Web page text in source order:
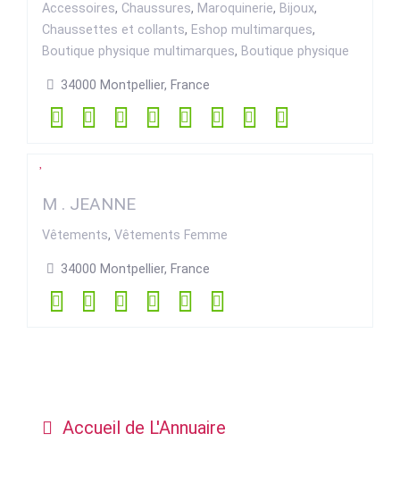
Accessoires, Chaussures, Maroquinerie, Bijoux,
Chaussettes et collants, Eshop multimarques,
Boutique physique multimarques, Boutique physique
34000 Montpellier, France
M . JEANNE
Vêtements, Vêtements Femme
34000 Montpellier, France
Accueil de L'Annuaire